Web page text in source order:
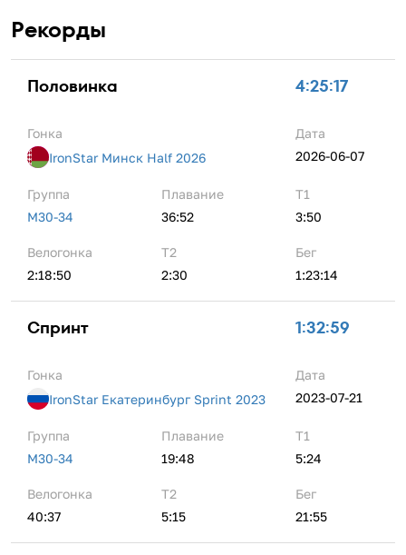
Рекорды
Половинка 4:25:17
Гонка
IronStar Минск Half 2026
Дата
2026-06-07
Группа
M30-34
Плавание
36:52
Т1
3:50
Велогонка
2:18:50
Т2
2:30
Бег
1:23:14
Спринт 1:32:59
Гонка
IronStar Екатеринбург Sprint 2023
Дата
2023-07-21
Группа
M30-34
Плавание
19:48
Т1
5:24
Велогонка
40:37
Т2
5:15
Бег
21:55